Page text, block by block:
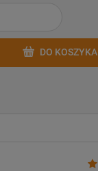
DO KOSZYKA